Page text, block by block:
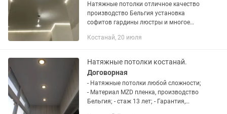
Натяжные потолки отличное качество
производство Бельгия установка
софитов гардины люстры и многое
Костанай, 20 июля
Натяжные потолки костанай.
Договорная
- Натяжные потолки любой сложности;
- Материал MZD пленка, производство
Бельгия; - стаж 13 лет; - Гарантия,